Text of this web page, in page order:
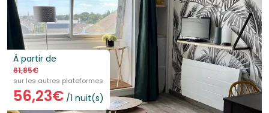
À partir de
61,85€
sur les autres plateformes
56,23€ /1 nuit(s)